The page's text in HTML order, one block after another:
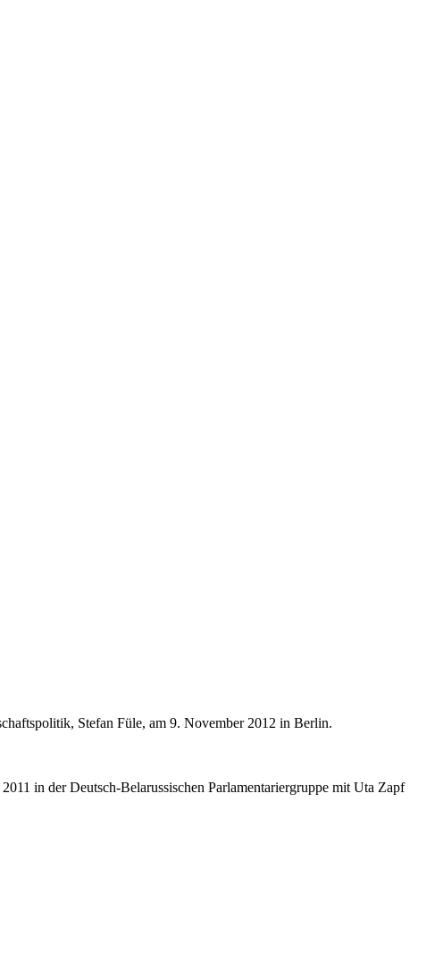
Stefan Füle, am 9. November 2012 in Berlin.
in der Deutsch-Belarussischen Parlamentariergruppe mit Uta Zapf